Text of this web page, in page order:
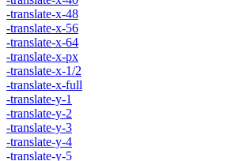
-translate-x-48
-translate-x-56
-translate-x-64
-translate-x-px
-translate-x-1/2
-translate-x-full
-translate-y-1
-translate-y-2
-translate-y-3
-translate-y-4
-translate-y-5